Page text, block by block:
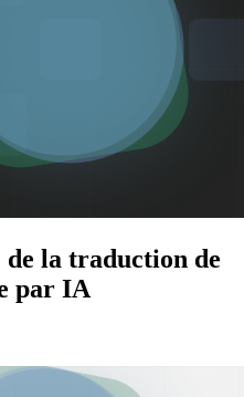
la traduction de
par IA